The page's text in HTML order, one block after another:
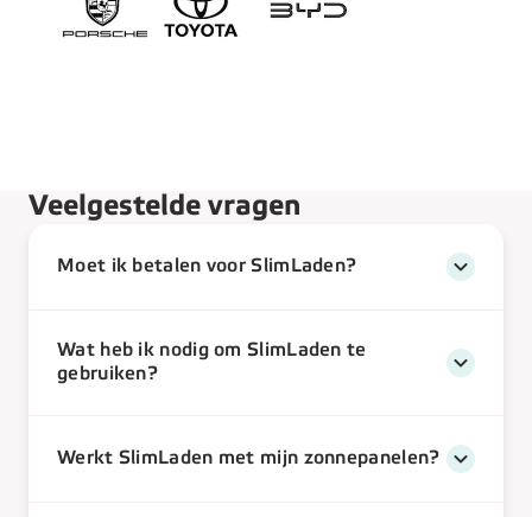
Veelgestelde vragen
Moet ik betalen voor SlimLaden?
Wat heb ik nodig om SlimLaden te
gebruiken?
Werkt SlimLaden met mijn zonnepanelen?